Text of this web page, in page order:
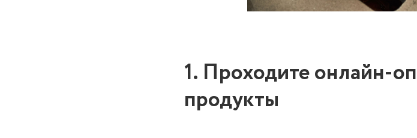
1. Проходите онлайн-
продукты